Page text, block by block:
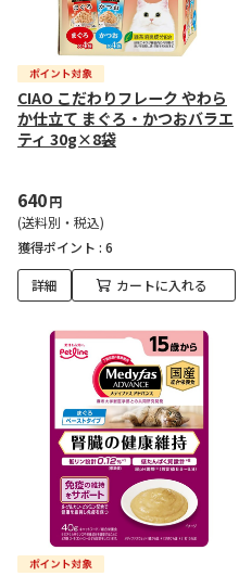
CIAO こだわりフレーク やわら
か仕立て まぐろ・かつおバラエ
ティ 30g×8袋
640円
(送料別・税込)
獲得ポイント : 6
詳細 カートに入れる